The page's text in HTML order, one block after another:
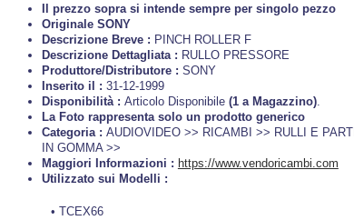
Il prezzo sopra si intende sempre per singolo pezzo
Originale SONY
Descrizione Breve : PINCH ROLLER F
Descrizione Dettagliata : RULLO PRESSORE
Produttore/Distributore : SONY
Inserito il : 31-12-1999
Disponibilità : Articolo Disponibile (1 a Magazzino).
La Foto rappresenta solo un prodotto generico
Categoria : AUDIOVIDEO >> RICAMBI >> RULLI E PARTI
IN GOMMA >>
Maggiori Informazioni : https://www.vendoricambi.com
Utilizzato sui Modelli :
• TCEX66